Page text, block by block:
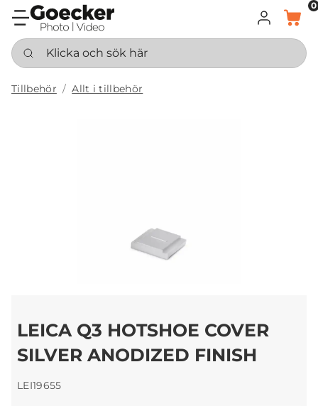
LOGGA IN
KORG
0
Klicka och sök här
Tillbehör Allt i tillbehör
LEICA Q3 HOTSHOE COVER
SILVER ANODIZED FINISH
LEI19655